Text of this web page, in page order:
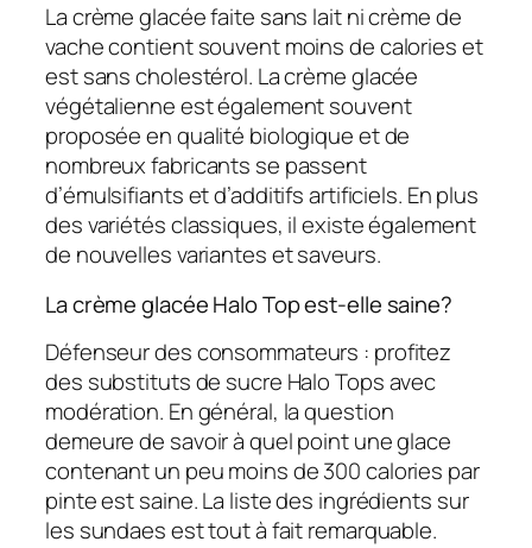
La crème glacée faite sans lait ni crème de
vache contient souvent moins de calories et
est sans cholestérol. La crème glacée
végétalienne est également souvent
proposée en qualité biologique et de
nombreux fabricants se passent
d’émulsifiants et d’additifs artificiels. En plus
des variétés classiques, il existe également
de nouvelles variantes et saveurs.
La crème glacée Halo Top est-elle saine?
Défenseur des consommateurs : profitez
des substituts de sucre Halo Tops avec
modération. En général, la question
demeure de savoir à quel point une glace
contenant un peu moins de 300 calories par
pinte est saine. La liste des ingrédients sur
les sundaes est tout à fait remarquable.